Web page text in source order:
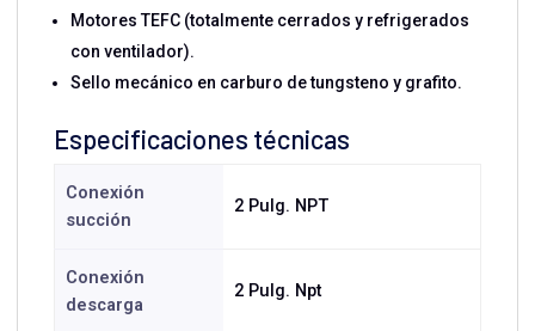
Motores TEFC (totalmente cerrados y refrigerados
con ventilador).
Sello mecánico en carburo de tungsteno y grafito.
Especificaciones técnicas
Conexión
succión
2 Pulg. NPT
Conexión
descarga
2 Pulg. Npt